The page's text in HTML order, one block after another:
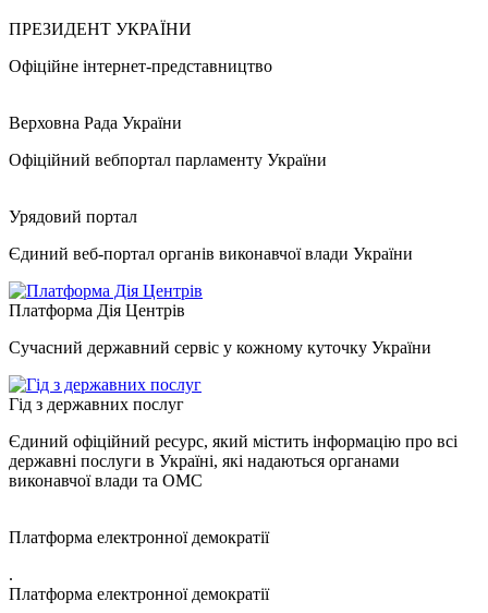
ПРЕЗИДЕНТ УКРАЇНИ
Офіційне інтернет-представництво
Верховна Рада України
Офіційний вебпортал парламенту України
Урядовий портал
Єдиний веб-портал органів виконавчої влади України
Платформа Дія Центрів
Сучасний державний сервіс у кожному куточку України
Гід з державних послуг
Єдиний офіційний ресурс, який містить інформацію про всі
державні послуги в Україні, які надаються органами
виконавчої влади та ОМС
Платформа електронної демократії
.
Платформа електронної демократії